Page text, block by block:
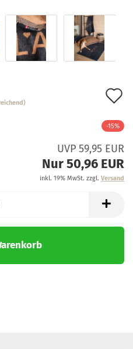
-15%
UVP 59,95 EUR
Nur 50,96 EUR
inkl. 19% MwSt. zzgl. Versand